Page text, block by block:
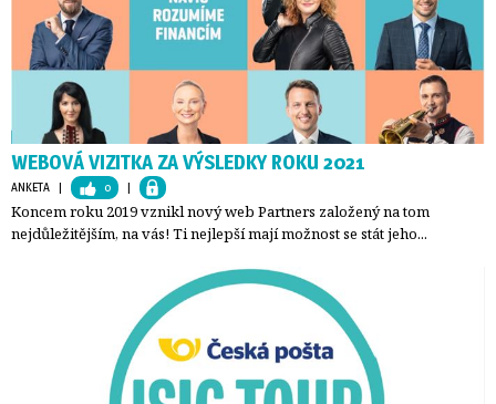
WEBOVÁ VIZITKA ZA VÝSLEDKY ROKU 2021
ANKETA | 0 |
Koncem roku 2019 vznikl nový web Partners založený na tom
nejdůležitějším, na vás! Ti nejlepší mají možnost se stát jeho...